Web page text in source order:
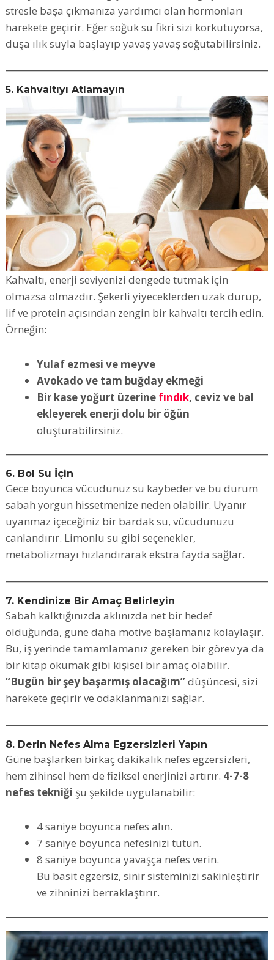
stresle başa çıkmanıza yardımcı olan hormonları
harekete geçirir. Eğer soğuk su fikri sizi korkutuyorsa,
duşa ılık suyla başlayıp yavaş yavaş soğutabilirsiniz.
5. Kahvaltıyı Atlamayın
Kahvaltı, enerji seviyenizi dengede tutmak için
olmazsa olmazdır. Şekerli yiyeceklerden uzak durup,
lif ve protein açısından zengin bir kahvaltı tercih edin.
Örneğin:
Yulaf ezmesi ve meyve
Avokado ve tam buğday ekmeği
Bir kase yoğurt üzerine fındık, ceviz ve bal
ekleyerek enerji dolu bir öğün
oluşturabilirsiniz.
6. Bol Su İçin
Gece boyunca vücudunuz su kaybeder ve bu durum
sabah yorgun hissetmenize neden olabilir. Uyanır
uyanmaz içeceğiniz bir bardak su, vücudunuzu
canlandırır. Limonlu su gibi seçenekler,
metabolizmayı hızlandırarak ekstra fayda sağlar.
7. Kendinize Bir Amaç Belirleyin
Sabah kalktığınızda aklınızda net bir hedef
olduğunda, güne daha motive başlamanız kolaylaşır.
Bu, iş yerinde tamamlamanız gereken bir görev ya da
bir kitap okumak gibi kişisel bir amaç olabilir.
“Bugün bir şey başarmış olacağım”düşüncesi, sizi
harekete geçirir ve odaklanmanızı sağlar.
8. Derin Nefes Alma Egzersizleri Yapın
Güne başlarken birkaç dakikalık nefes egzersizleri,
hem zihinsel hem de fiziksel enerjinizi artırır. 4-7-8
nefes tekniği şu şekilde uygulanabilir:
4 saniye boyunca nefes alın.
7 saniye boyunca nefesinizi tutun.
8 saniye boyunca yavaşça nefes verin.
Bu basit egzersiz, sinir sisteminizi sakinleştirir
ve zihninizi berraklaştırır.